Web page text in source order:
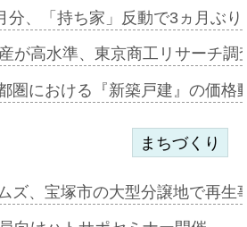
分、「持ち家」反動で3ヵ月ぶ
が高水準、東京商工リサーチ
圏における『新築戸建』の価
まちづくり
ズ、宝塚市の大型分譲地で再